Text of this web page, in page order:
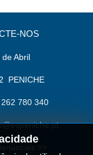
NOS
de Abril
PENICHE
780 340
>>